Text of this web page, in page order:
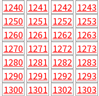
1240 1241 1242 1243
1250 1251 1252 1253
1260 1261 1262 1263
1270 1271 1272 1273
1280 1281 1282 1283
1290 1291 1292 1293
1300 1301 1302 1303